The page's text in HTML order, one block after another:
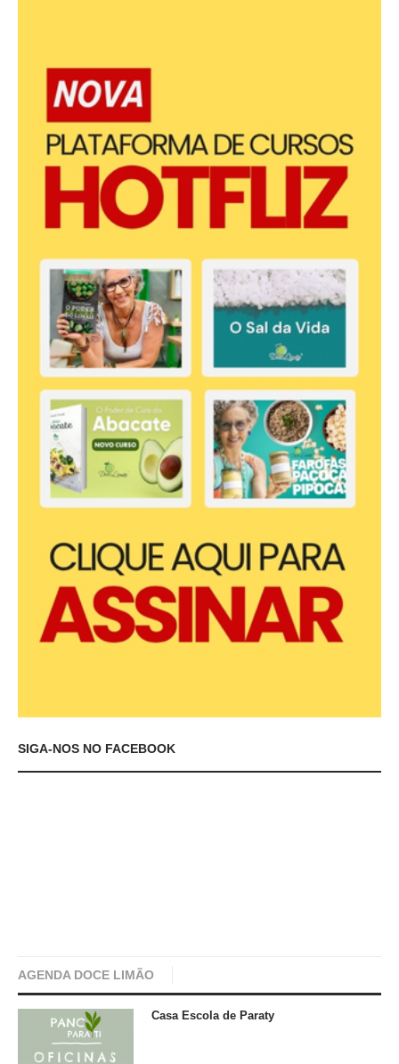
SIGA-NOS NO FACEBOOK
AGENDA DOCE LIMÃO
Casa Escola de Paraty